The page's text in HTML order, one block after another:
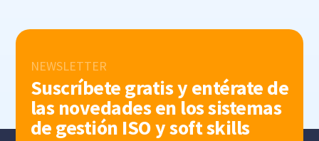
NEWSLETTER
Suscríbete gratis y entérate de
las novedades en los sistemas
de gestión ISO y soft skills